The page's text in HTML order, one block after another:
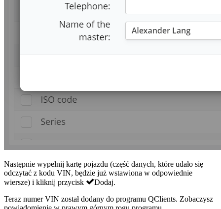
Następnie wypełnij kartę pojazdu (część danych, które udało się
odczytać z kodu VIN, będzie już wstawiona w odpowiednie
wiersze) i kliknij przycisk
Dodaj.
Teraz numer VIN został dodany do programu QClients. Zobaczysz